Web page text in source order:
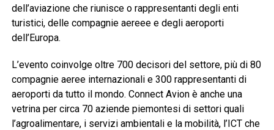
dell’aviazione che riunisce o rappresentanti degli enti
turistici, delle compagnie aereee e degli aeroporti
dell’Europa.
L’evento coinvolge oltre 700 decisori del settore, più di 80
compagnie aeree internazionali e 300 rappresentanti di
aeroporti da tutto il mondo. Connect Avion è anche una
vetrina per circa 70 aziende piemontesi di settori quali
l’agroalimentare, i servizi ambientali e la mobilità, l’ICT che